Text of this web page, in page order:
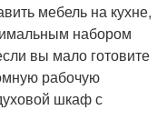
мебель на кухне,
набором
вы мало готовите
рабочую
шкаф с